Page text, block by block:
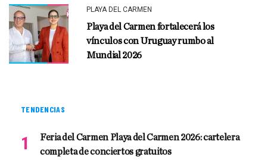
PLAYA DEL CARMEN
Playa del Carmen fortalecerá los
vínculos con Uruguay rumbo al
Mundial 2026
TENDENCIAS
Feria del Carmen Playa del Carmen 2026: cartelera
completa de conciertos gratuitos